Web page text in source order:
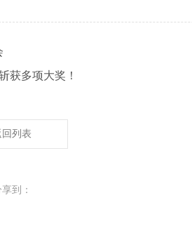
获多项大奖！
回列表
到：